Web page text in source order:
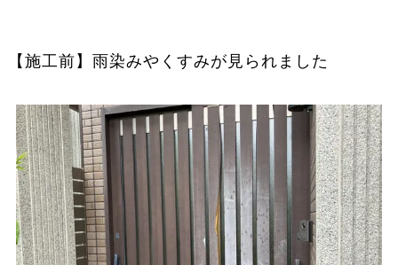
【施工前】雨染みやくすみが見られました